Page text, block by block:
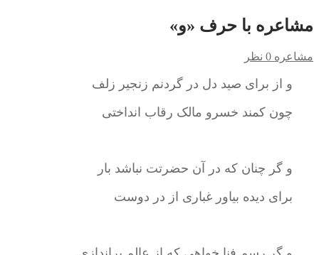
مشاعره با حرف «و»
مشاعره
و از برای صید دل در گردنم زنجیر زلف
چون کمند خسرو مالک رقاب انداختی
و گر چنان که در آن حضرتت نباشد بار
برای دیده بیاور غباری از در دوست